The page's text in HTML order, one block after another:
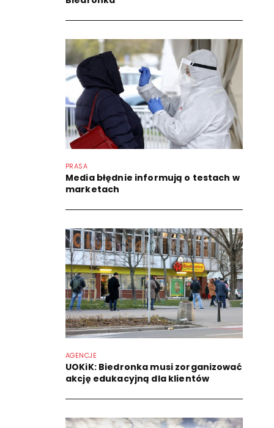
PRASA
Media błędnie informują o testach w
marketach
AGENCJE
UOKiK: Biedronka musi zorganizować
akcję edukacyjną dla klientów